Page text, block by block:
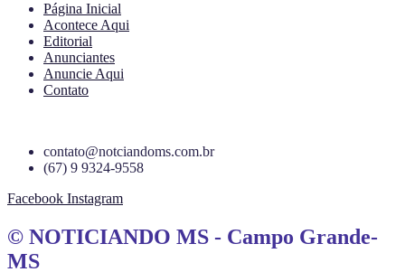
Página Inicial
Acontece Aqui
Editorial
Anunciantes
Anuncie Aqui
Contato
contato@notciandoms.com.br
(67) 9 9324-9558
Facebook Instagram
© NOTICIANDO MS - Campo Grande-
MS